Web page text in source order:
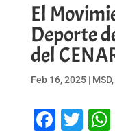
El
Deporte
del
Feb 16, 2025| MSD,